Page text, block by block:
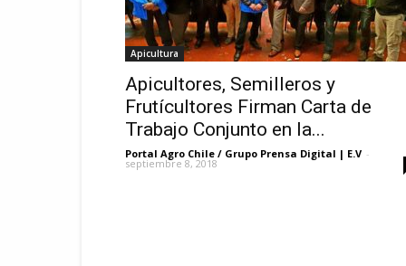
Apicultura
Apicultores, Semilleros y
Frutícultores Firman Carta de
Trabajo Conjunto en la...
Portal Agro Chile / Grupo Prensa Digital | E.V -
septiembre 8, 2018